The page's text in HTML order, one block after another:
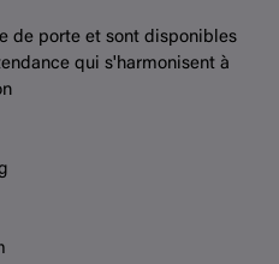
de porte et sont disponibles
qui s'harmonisent à